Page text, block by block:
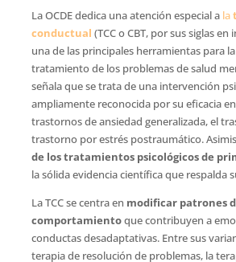
La OCDE dedica una atención especial a la
conductual (TCC o CBT, por sus siglas
una de las principales herramientas para
tratamiento de los problemas de salud
señala que se trata de una intervención
ampliamente reconocida por su eficacia
trastornos de ansiedad generalizada, el
trastorno por estrés postraumático.
de los tratamientos psicológicos de
la sólida evidencia científica que respalda
La TCC se centra en modificar patrones
comportamientoque contribuyen a
conductas desadaptativas. Entre sus
terapia de resolución de problemas, la